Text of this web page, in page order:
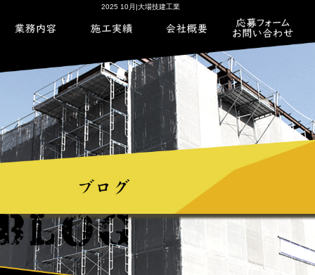
2025 10月|大場技建工業